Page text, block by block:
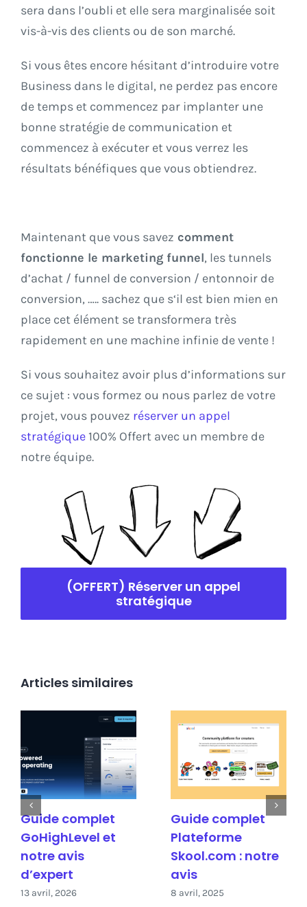
sera dans l’oubli et elle sera marginalisée soit
vis-à-vis des clients ou de son marché.
Si vous êtes encore hésitant d’introduire votre
Business dans le digital, ne perdez pas encore
de temps et commencez par implanter une
bonne stratégie de communication et
commencez à exécuter et vous verrez les
résultats bénéfiques que vous obtiendrez.
Maintenant que vous savez comment
fonctionne le marketing funnel, les tunnels
d’achat / funnel de conversion / entonnoir de
conversion, ….. sachez que s‘il est bien mien en
place cet élément se transformera très
rapidement en une machine infinie de vente !
Si vous souhaitez avoir plus d’informations sur
ce sujet : vous formez ou nous parlez de votre
projet, vous pouvez réserver un appel
stratégique 100% Offert avec un membre de
notre équipe.
(OFFERT) Réserver un appel
stratégique
Articles similaires
Guide complet
GoHighLevel et
notre avis
d’expert
13 avril, 2026
Guide complet
Plateforme
Skool.com : notre
avis
8 avril, 2025